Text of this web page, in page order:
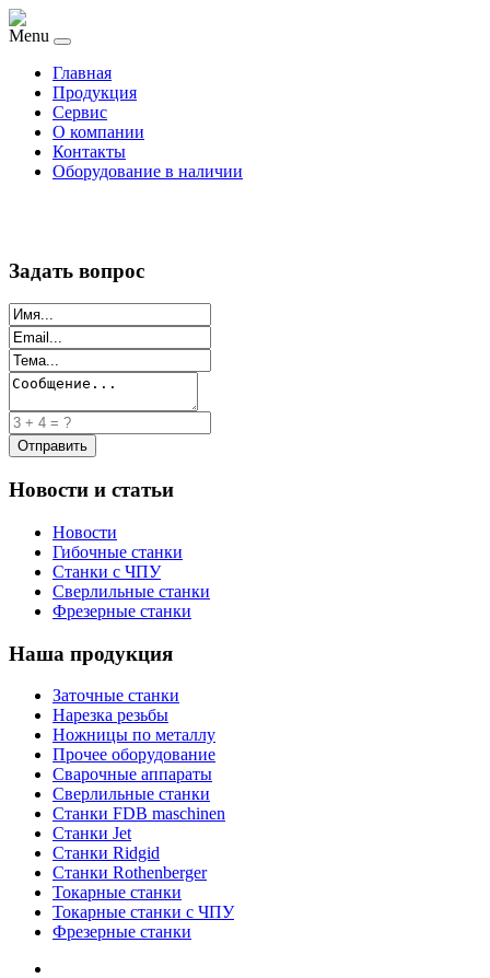
Menu
Главная
Продукция
Сервис
О компании
Контакты
Оборудование в наличии
Задать вопрос
Новости и статьи
Новости
Гибочные станки
Станки с ЧПУ
Сверлильные станки
Фрезерные станки
Наша продукция
Заточные станки
Нарезка резьбы
Ножницы по металлу
Прочее оборудование
Сварочные аппараты
Сверлильные станки
Станки FDB maschinen
Станки Jet
Станки Ridgid
Станки Rothenberger
Токарные станки
Токарные станки с ЧПУ
Фрезерные станки